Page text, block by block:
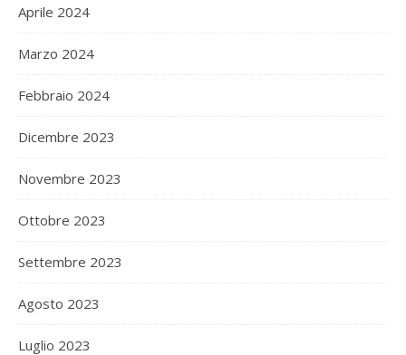
Aprile 2024
Marzo 2024
Febbraio 2024
Dicembre 2023
Novembre 2023
Ottobre 2023
Settembre 2023
Agosto 2023
Luglio 2023